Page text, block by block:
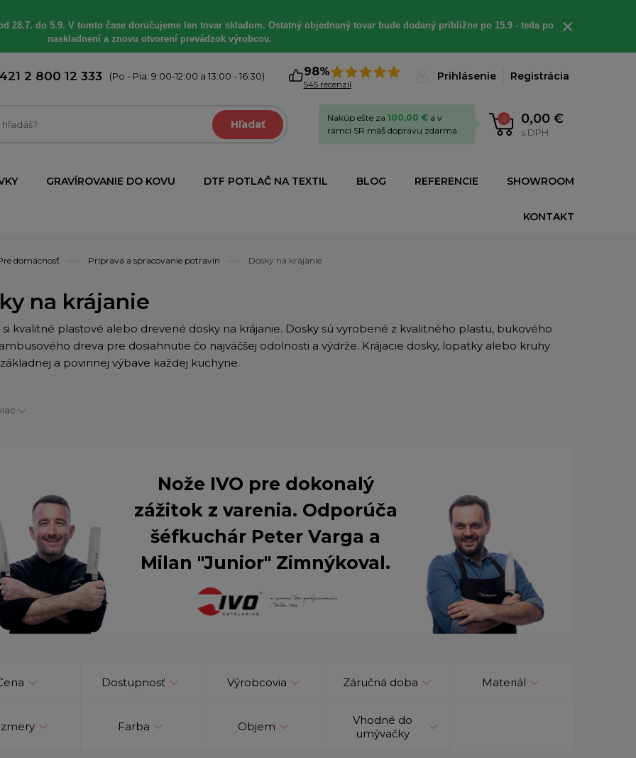
28.7. do 5.9. V tomto čase doručujeme len tovar skladom. Ostatný objednaný tovar bude dodaný približne po 15.9 - teda po
naskladnení a znovu otvorení prevádzok výrobcov.
×
2 800 12 333 (Po - Pia: 9:00-12:00 a 13:00 - 16:30) 98%
545 recenzií
Prihlásenie Registrácia
Hľadať 0 0,00 €
s DPH
Nakúp ešte za 100,00 € a v
rámci SR máš dopravu zdarma.
GRAVÍROVANIE DO KOVU DTF POTLAČ NA TEXTIL BLOG REFERENCIE SHOWROOM
KONTAKT
domácnosť Príprava a spracovanie potravín Dosky na krájanie
na krájanie
kvalitné plastové alebo drevené dosky na krájanie. Dosky sú vyrobené z kvalitného plastu, bukového
dreva pre dosiahnutie čo najväčšej odolnosti a výdrže. Krájacie dosky, lopatky alebo kruhy
a povinnej výbave každej kuchyne.
Nože IVO pre dokonalý
zážitok z varenia. Odporúča
šéfkuchár Peter Varga a
Milan "Junior" Zimnýkoval.
Dostupnosť Výrobcovia Záručná doba Materiál
Farba Objem
Vhodné do
umývačky